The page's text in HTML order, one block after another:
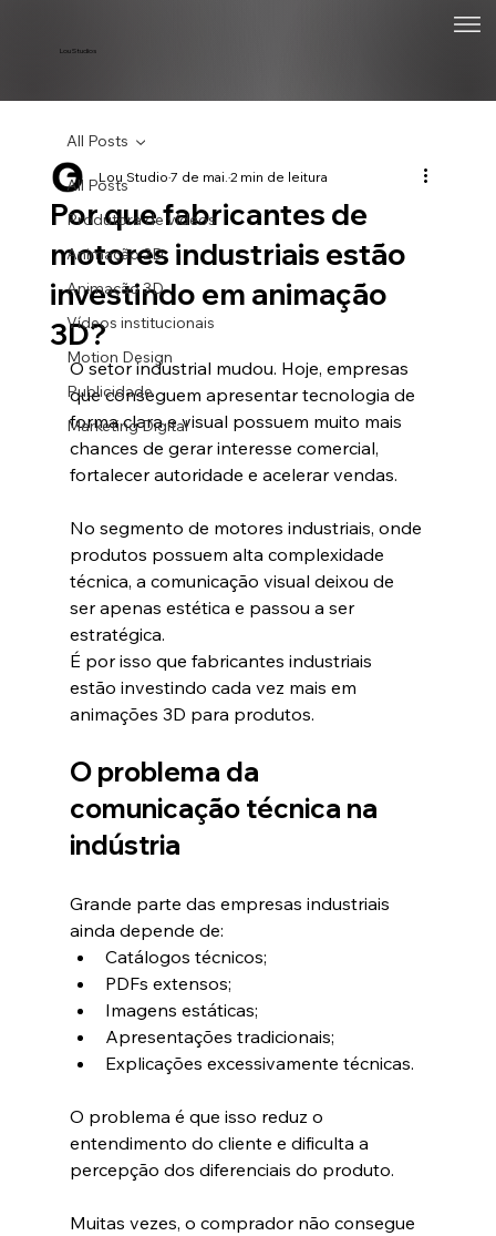
Lou Studios
All Posts
Produtora de vídeos
Animação 2D
Animação 3D
Vídeos institucionais
Motion Design
Publicidade
Marketing Digital
All Posts
Por que fabricantes de
motores industriais estão
investindo em animação
3D?
Lou Studio7 de mai.2 min de leitura
O setor industrial mudou. Hoje, empresas
que conseguem apresentar tecnologia de
forma clara e visual possuem muito mais
chances de gerar interesse comercial,
fortalecer autoridade e acelerar vendas.
No segmento de motores industriais, onde
produtos possuem alta complexidade
técnica, a comunicação visual deixou de
ser apenas estética e passou a ser
estratégica.
É por isso que fabricantes industriais
estão investindo cada vez mais em
animações 3D para produtos.
O problema da
comunicação técnica na
indústria
Grande parte das empresas industriais
ainda depende de:
Catálogos técnicos;
PDFs extensos;
Imagens estáticas;
Apresentações tradicionais;
Explicações excessivamente técnicas.
O problema é que isso reduz o
entendimento do cliente e dificulta a
percepção dos diferenciais do produto.
Muitas vezes, o comprador não consegue